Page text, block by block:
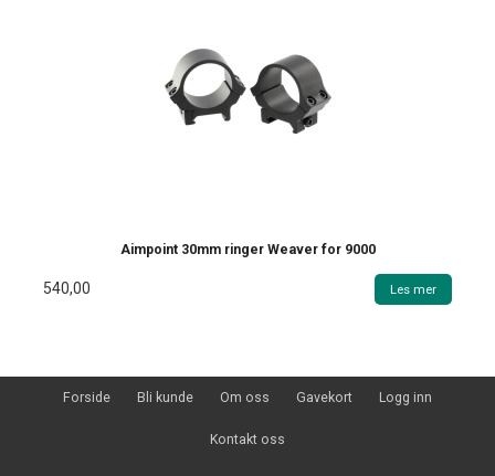
Aimpoint 30mm ringer Weaver for 9000
540,00 Les mer
Forside Bli kunde Om oss Gavekort Logg inn
Kontakt oss